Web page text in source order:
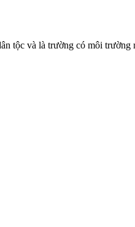
tộc và là trường có môi trường